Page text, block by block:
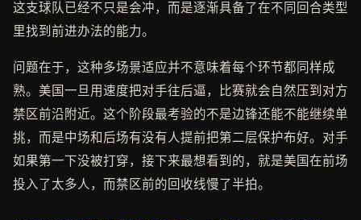
这支球队已经不只是会冲，而是逐渐具备了在不同回合类型
里找到前进办法的能力。
问题在于，这种多场景适应并不意味着每个环节都同样成
熟。美国一旦用速度把对手往后逼，比赛就会自然压到对方
禁区前沿附近。这个阶段最考验的不是边锋还能不能继续单
挑，而是中场和后场有没有人提前把第二层保护布好。对手
如果第一下没被打穿，接下来最想看到的，就是美国在前场
投入了太多人，而禁区前的回收线慢了半拍。